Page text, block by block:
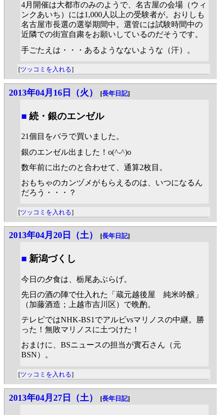
4月開催は大都市のみのようで、名古屋の会場（ウィ
ンクあいち）には1,000人以上の受験者が。おりしも
名古屋市長選の選挙期間中。選管には試験時間中の
近隣での街宣自粛をお願いしているのだそうです。
手ごたえは・・・あるようなないような（汗）。
[ツッコミを入れる]
2013年04月16日（火） [長年日記]
■ 続・銀のエンゼル
21個目をバラで買いました。
銀のエンゼル出ました！o(^-^)o
数年前に出たのと合わせて、通算2枚目。
おもちゃのカンヅメがもらえるのは、いつになるん
だろう・・・？
[ツッコミを入れる]
2013年04月20日（土） [長年日記]
■ 新潟づくし
今日の夕食は、栃尾あぶらげ。
先日の酒の陣で仕入れた「蔵元越後屋 純米吟醸」
（加藤酒造；上越市吉川区）で晩酌。
テレビではNHK-BS1でアルビvsマリノスの中継。勝
った！無敗マリノスに土つけた！
おまけに、BSニュースの担当が實石さん（元
BSN）。
[ツッコミを入れる]
2013年04月27日（土） [長年日記]